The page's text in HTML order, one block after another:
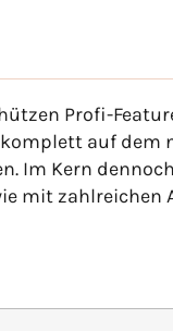
Profi-
auf dem
Im Kern
mit